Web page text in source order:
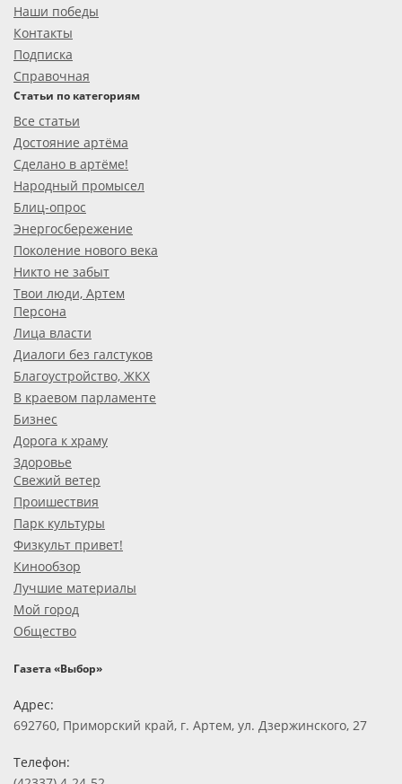
Наши победы
Контакты
Подписка
Справочная
Статьи по категориям
Все статьи
Достояние артёма
Сделано в артёме!
Народный промысел
Блиц-опрос
Энергосбережение
Поколение нового века
Никто не забыт
Твои люди, Артем
Персона
Лица власти
Диалоги без галстуков
Благоустройство, ЖКХ
В краевом парламенте
Бизнес
Дорога к храму
Здоровье
Свежий ветер
Проишествия
Парк культуры
Физкульт привет!
Кинообзор
Лучшие материалы
Мой город
Общество
Газета «Выбор»
Адрес:
692760, Приморский край, г. Артем, ул. Дзержинского, 27
Телефон: